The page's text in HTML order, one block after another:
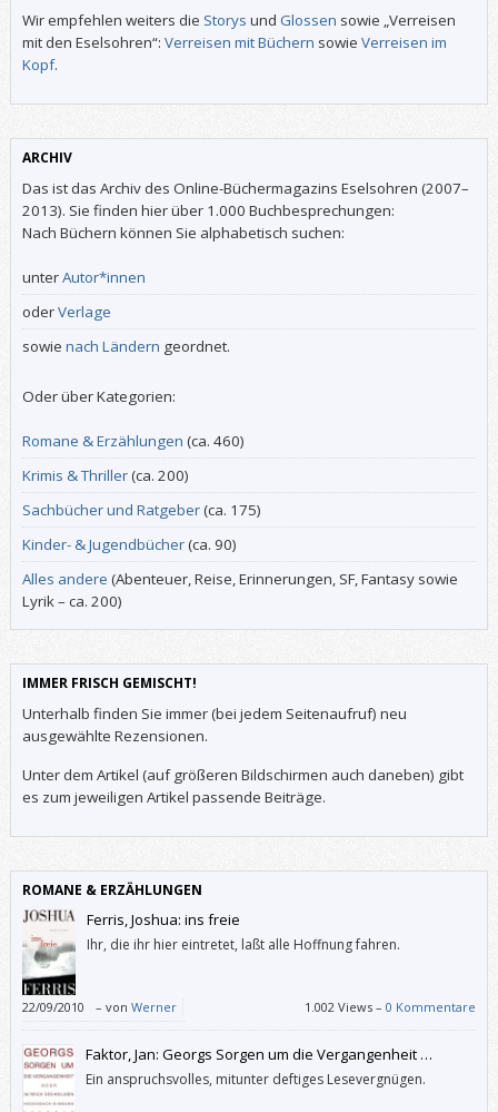
Wir empfehlen weiters die Storys und Glossen sowie „Verreisen
mit den Eselsohren“: Verreisen mit Büchern sowie Verreisen im
Kopf.
ARCHIV
Das ist das Archiv des Online-Büchermagazins Eselsohren (2007–
2013). Sie finden hier über 1.000 Buchbesprechungen:
Nach Büchern können Sie alphabetisch suchen:
unterAutor*innen
oderVerlage
sowie nach Ländern geordnet.
Oder über Kategorien:
Romane & Erzählungen (ca. 460)
Krimis & Thriller(ca. 200)
Sachbücher und Ratgeber(ca. 175)
Kinder- & Jugendbücher(ca. 90)
Alles andere (Abenteuer, Reise, Erinnerungen, SF, Fantasy sowie
Lyrik – ca. 200)
IMMER FRISCH GEMISCHT!
Unterhalb finden Sie immer (bei jedem Seitenaufruf) neu
ausgewählte Rezensionen.
Unter dem Artikel (auf größeren Bildschirmen auch daneben) gibt
es zum jeweiligen Artikel passende Beiträge.
ROMANE & ERZÄHLUNGEN
Ferris, Joshua: ins freie
Ihr, die ihr hier eintretet, laßt alle Hoffnung fahren.
22/09/2010 – von Werner 1.002 Views –0 Kommentare
Faktor, Jan: Georgs Sorgen um die Vergangenheit …
Ein anspruchsvolles, mitunter deftiges Lesevergnügen.